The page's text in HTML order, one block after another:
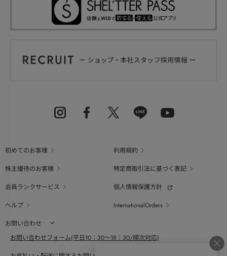
初めてのお客様
利用規約
株主優待のお客様
特定商取引法に基づく表記
会員ランクサービス
個人情報保護方針
ヘルプ
InternationalOrders
お問い合わせ
お問い合わせフォーム(平日10：30～18：30/順次対応)